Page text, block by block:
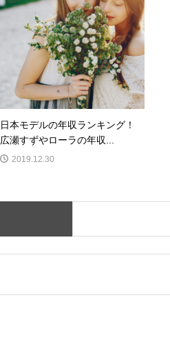
日本モデルの年収ランキング！
広瀬すずやローラの年収...
2019.12.30